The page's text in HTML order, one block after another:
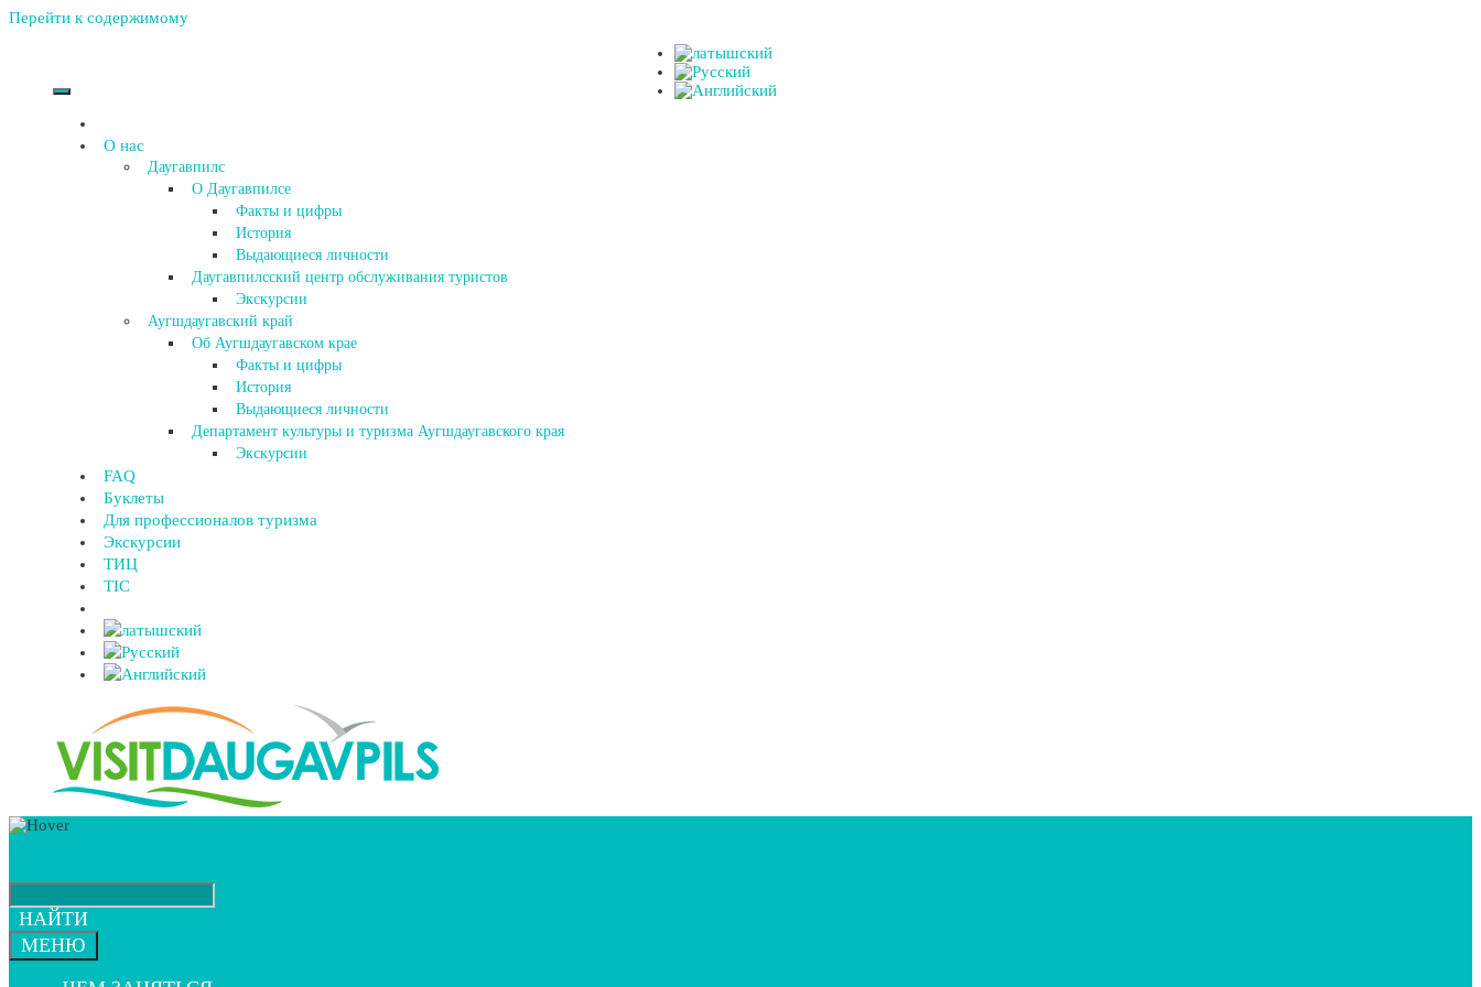
Перейти к содержимому
О нас
Даугавпилс
О Даугавпилсе
Факты и цифры
История
Выдающиеся личности
Даугавпилсский центр обслуживания туристов
Экскурсии
Аугшдаугавский край
Об Аугшдаугавском крае
Факты и цифры
История
Выдающиеся личности
Департамент культуры и туризма Аугшдаугавского края
Экскурсии
FAQ
Буклеты
Для профессионалов туризма
Экскурсии
ТИЦ
TIC
НАЙТИ
МЕНЮ